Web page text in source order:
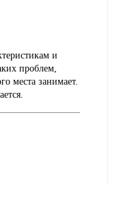
и
проблем,
места занимает.